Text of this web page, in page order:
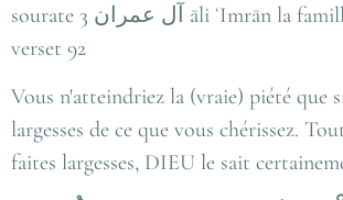
sourate 3 آل عمران āli ʿImrān la famille de Amram
verset 92
Vous n'atteindriez la (vraie) piété que
largesses de ce que vous chérissez.
faites largesses, DIEU le sait